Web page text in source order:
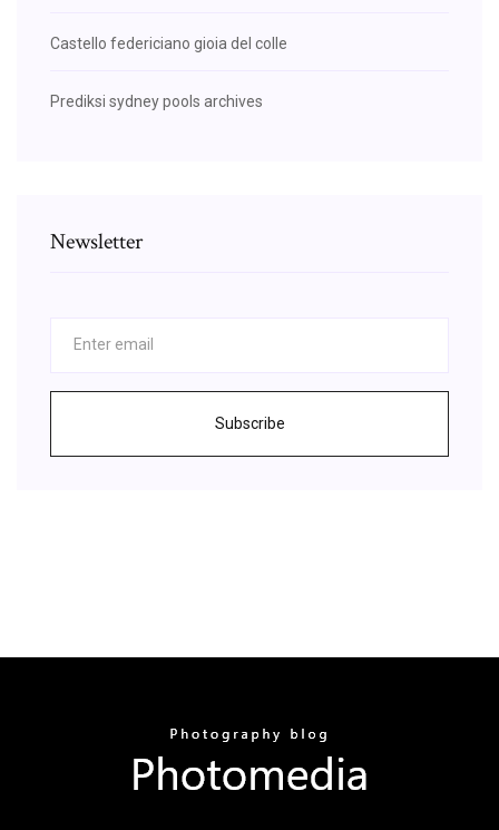
Castello federiciano gioia del colle
Prediksi sydney pools archives
Newsletter
Subscribe